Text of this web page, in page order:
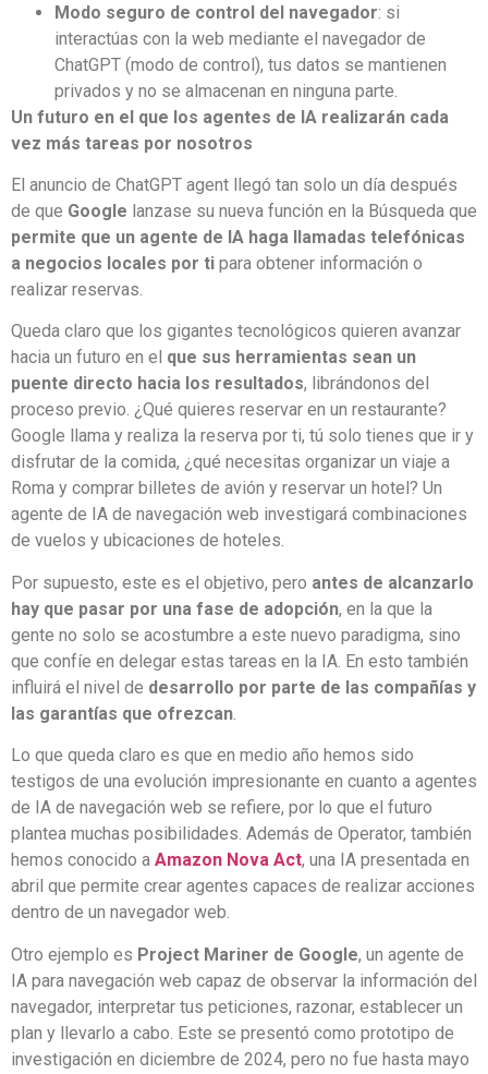
Modo seguro de control del navegador: si
interactúas con la web mediante el navegador de
ChatGPT (modo de control), tus datos se mantienen
privados y no se almacenan en ninguna parte.
Un futuro en el que los agentes de IA realizarán cada
vez más tareas por nosotros
El anuncio de ChatGPT agent llegó tan solo un día después
de que Google lanzase su nueva función en la Búsqueda que
permite que un agente de IA haga llamadas telefónicas
a negocios locales por ti para obtener información o
realizar reservas.
Queda claro que los gigantes tecnológicos quieren avanzar
hacia un futuro en el que sus herramientas sean un
puente directo hacia los resultados, librándonos del
proceso previo. ¿Qué quieres reservar en un restaurante?
Google llama y realiza la reserva por ti, tú solo tienes que ir y
disfrutar de la comida, ¿qué necesitas organizar un viaje a
Roma y comprar billetes de avión y reservar un hotel? Un
agente de IA de navegación web investigará combinaciones
de vuelos y ubicaciones de hoteles.
Por supuesto, este es el objetivo, pero antes de alcanzarlo
hay que pasar por una fase de adopción, en la que la
gente no solo se acostumbre a este nuevo paradigma, sino
que confíe en delegar estas tareas en la IA. En esto también
influirá el nivel de desarrollo por parte de las compañías y
las garantías que ofrezcan
Lo que queda claro es que en medio año hemos sido
testigos de una evolución impresionante en cuanto a agentes
de IA de navegación web se refiere, por lo que el futuro
plantea muchas posibilidades. Además de Operator, también
hemos conocido a Amazon Nova Act, una IA presentada en
abril que permite crear agentes capaces de realizar acciones
dentro de un navegador web.
Otro ejemplo es Project Mariner de Google, un agente de
IA para navegación web capaz de observar la información del
navegador, interpretar tus peticiones, razonar, establecer un
plan y llevarlo a cabo. Este se presentó como prototipo de
investigación en diciembre de 2024, pero no fue hasta mayo